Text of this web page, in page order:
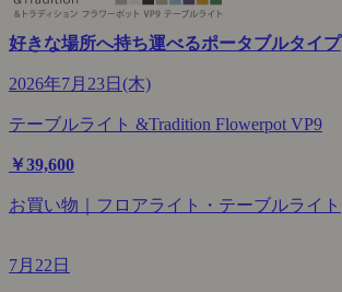
好きな場所へ持ち運べるポータブルタイプ
2026年7月23日(木)
テーブルライト &Tradition Flowerpot VP9
￥39,600
お買い物｜フロアライト・テーブルライト
7月22日